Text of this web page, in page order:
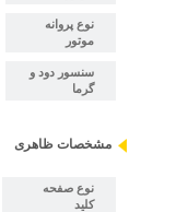
نوع پروانه
موتور
سنسور دود و
گرما
مشخصات ظاهری
نوع صفحه
کلید